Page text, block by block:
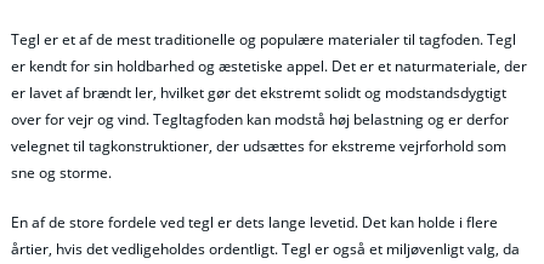
Tegl er et af de mest traditionelle og populære materialer til tagfoden. Tegl
er kendt for sin holdbarhed og æstetiske appel. Det er et naturmateriale, der
er lavet af brændt ler, hvilket gør det ekstremt solidt og modstandsdygtigt
over for vejr og vind. Tegltagfoden kan modstå høj belastning og er derfor
velegnet til tagkonstruktioner, der udsættes for ekstreme vejrforhold som
sne og storme.
En af de store fordele ved tegl er dets lange levetid. Det kan holde i flere
årtier, hvis det vedligeholdes ordentligt. Tegl er også et miljøvenligt valg, da